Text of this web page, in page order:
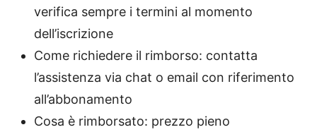
verifica sempre i termini al momento
dell’iscrizione
Come richiedere il rimborso: contatta
l’assistenza via chat o email con riferimento
all’abbonamento
Cosa è rimborsato: prezzo pieno